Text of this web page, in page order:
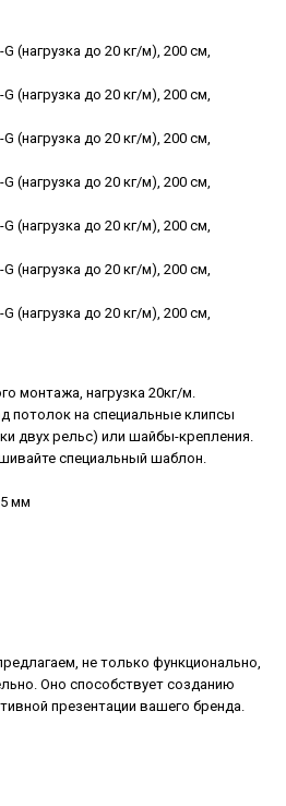
монтажа, нагрузка 20кг/м.
потолок на специальные клипсы
двух рельс) или шайбы-крепления.
специальный шаблон.
мм
не только функционально,
Оно способствует созданию
презентации вашего бренда.